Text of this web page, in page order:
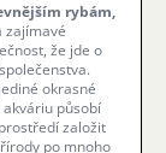
rybám,
zajímavé
že jde o
okrasné
působí
založit
po mnoho